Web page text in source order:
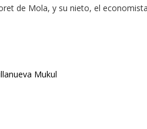
de Mola, y su nieto, el
Mukul